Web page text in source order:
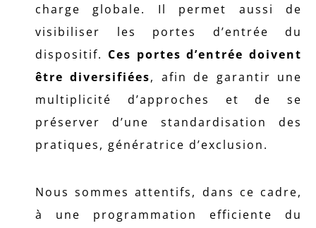
charge globale. Il permet aussi de
visibiliser les portes d’entrée du
dispositif. Ces portes d’entrée doivent
être diversifiées, afin de garantir une
multiplicité d’approches et de se
préserver d’une standardisation des
pratiques, génératrice d’exclusion.
Nous sommes attentifs, dans ce cadre,
à une programmation efficiente du